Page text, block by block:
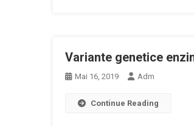
Variante genetice
Mai 16, 2019 Adm
Continue Reading